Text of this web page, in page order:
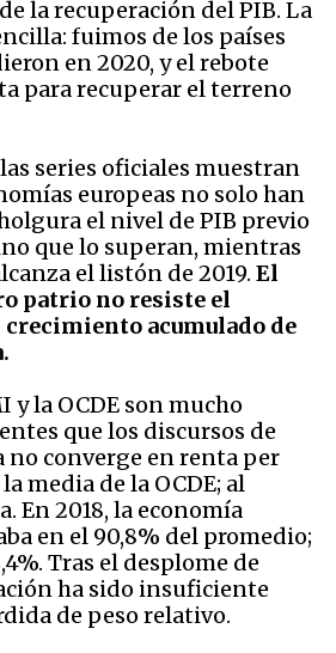
la recuperación del PIB. La
fuimos de los países
en 2020, y el rebote
para recuperar el terreno
series oficiales muestran
europeas no solo han
el nivel de PIB previo
que lo superan, mientras
el listón de 2019. El
patrio no resiste el
acumulado de
y la OCDE son mucho
que los discursos de
no converge en renta per
media de la OCDE; al
En 2018, la economía
en el 90,8% del promedio;
Tras el desplome de
ha sido insuficiente
de peso relativo.